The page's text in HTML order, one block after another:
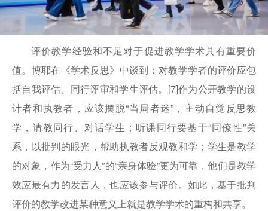
评价教学经验和不足对于促进教学学术具有重要价
值。博耶在《学术反思》中谈到：对教学学者的评价应包
括自我评估、同行评审和学生评估。[7]作为公开教学的设
计者和执教者，应该摆脱“当局者迷”，主动自觉反思教
学，请教同行、对话学生；听课同行要基于“同僚性”关
系，以批判的眼光，帮助执教者反观教和学；学生是教学
的对象，作为“受力人”的“亲身体验”更为可靠，他们是教学
效应最有力的发言人，也应该参与评价。如此，基于批判
评价的教学改进某种意义上就是教学学术的重构和共享。